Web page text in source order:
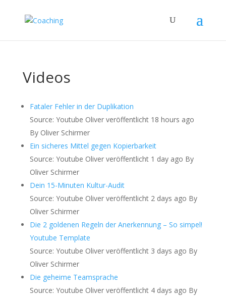
Videos
Fataler Fehler in der Duplikation
Source: Youtube Oliver veröffentlicht 18 hours ago
By Oliver Schirmer
Ein sicheres Mittel gegen Kopierbarkeit
Source: Youtube Oliver veröffentlicht 1 day ago By
Oliver Schirmer
Dein 15-Minuten Kultur-Audit
Source: Youtube Oliver veröffentlicht 2 days ago By
Oliver Schirmer
Die 2 goldenen Regeln der Anerkennung – So simpel!
Youtube Template
Source: Youtube Oliver veröffentlicht 3 days ago By
Oliver Schirmer
Die geheime Teamsprache
Source: Youtube Oliver veröffentlicht 4 days ago By